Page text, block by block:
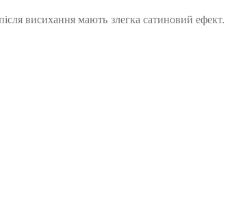
висихання мають злегка сатиновий ефект.